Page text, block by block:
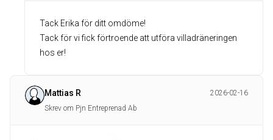
Tack Erika för ditt omdöme!
Tack för vi fick förtroende att utföra villadräneringen
hos er!
Mattias R
2026-02-16
Skrev om Pjn Entreprenad Ab